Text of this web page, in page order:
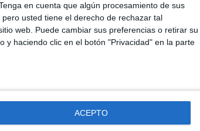
en cuenta que algún procesamiento de sus
usted tiene el derecho de rechazar tal
web. Puede cambiar sus preferencias o retirar su
y haciendo clic en el botón "Privacidad" en la parte
ACEPTO
Ginés y
que encontramos
como docentes, y